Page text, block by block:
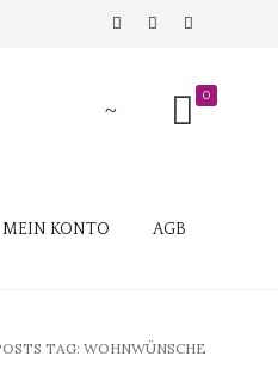
0
MEIN KONTO AGB
TAG: WOHNWÜNSCHE